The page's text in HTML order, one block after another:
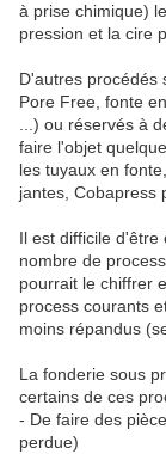
à prise chimique)
pression et la cire
D'autres procédés
Pore Free, fonte
...) ou réservés à
faire l'objet
les tuyaux en
jantes, Cobapress
Il est difficile
nombre de
pourrait le chiffrer
process courants
moins répandus
La fonderie sous
certains de ces
- De faire des
perdue)